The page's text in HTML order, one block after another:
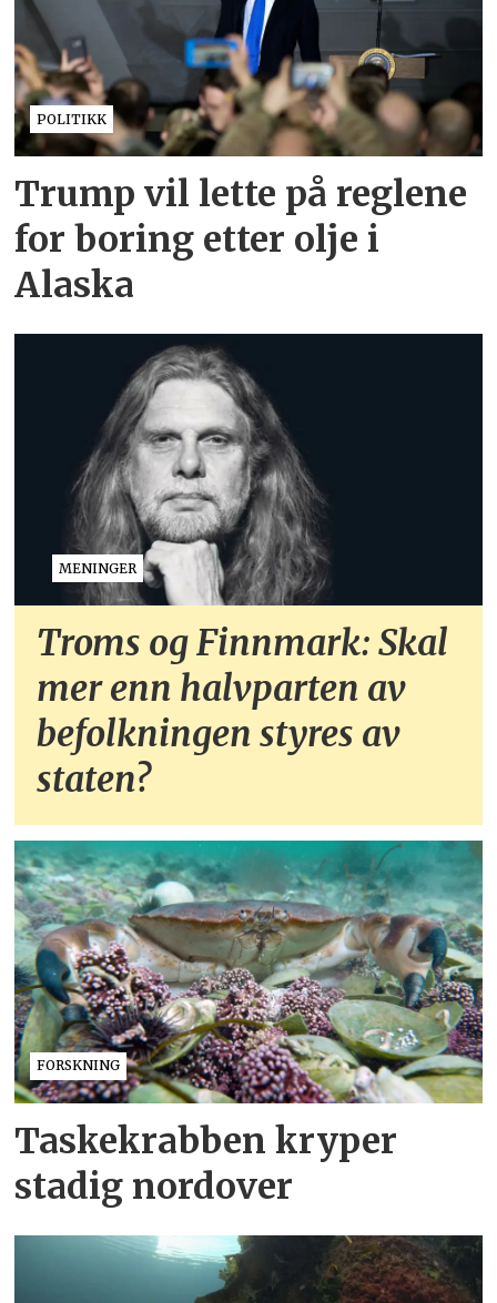
POLITIKK
Trump vil lette på reglene
for boring etter olje i
Alaska
MENINGER
Troms og Finnmark: Skal
mer enn halvparten av
befolkningen styres av
staten?
FORSKNING
Taskekrabben kryper
stadig nordover